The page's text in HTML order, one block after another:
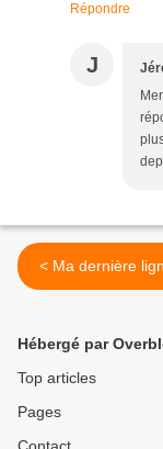
Répondre
J
< Ma dernière
Hébergé par
Top articles
Pages